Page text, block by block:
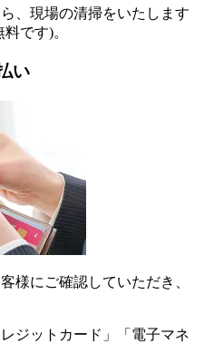
、現場の清掃をいたします
です)。
い
様にご確認していただき、
ジットカード」「電子マネ